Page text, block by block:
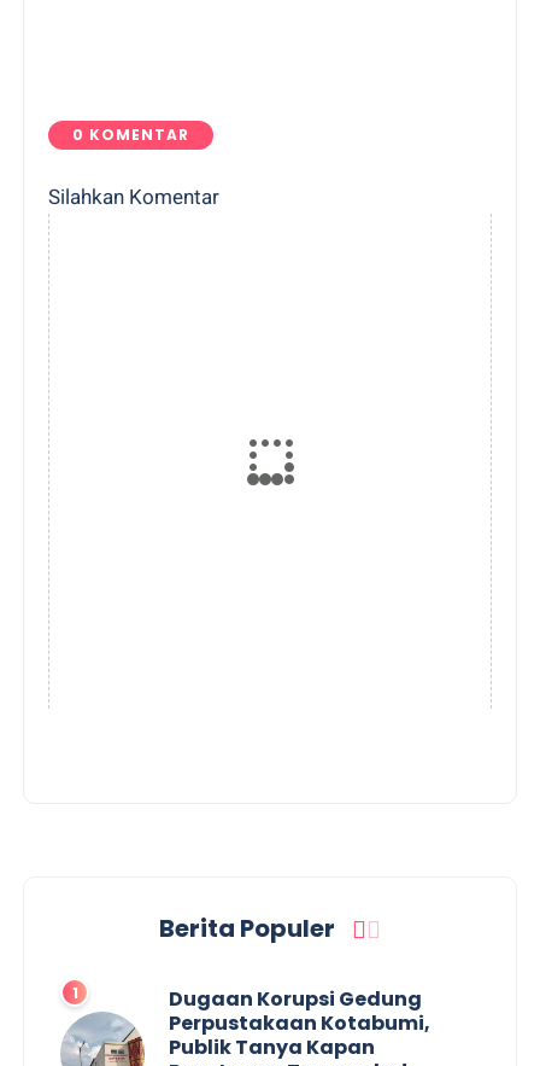
0 KOMENTAR
Silahkan Komentar
Berita Populer
Dugaan Korupsi Gedung
Perpustakaan Kotabumi,
Publik Tanya Kapan